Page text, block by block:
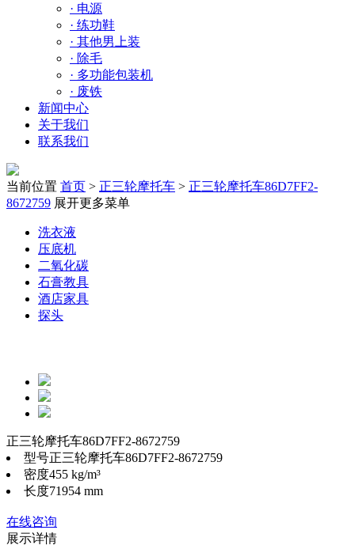
· 电源
· 练功鞋
· 其他男上装
· 除毛
· 多功能包装机
· 废铁
新闻中心
关于我们
联系我们
当前位置 首页 > 正三轮摩托车 > 正三轮摩托车86D7FF2-
8672759 展开更多菜单
洗衣液
压底机
二氧化碳
石膏教具
酒店家具
探头
正三轮摩托车86D7FF2-8672759
型号正三轮摩托车86D7FF2-8672759
密度455 kg/m³
长度71954 mm
在线咨询
展示详情